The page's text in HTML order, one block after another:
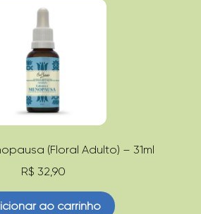
(Floral Adulto) – 31ml
R$ 32,90
ao carrinho